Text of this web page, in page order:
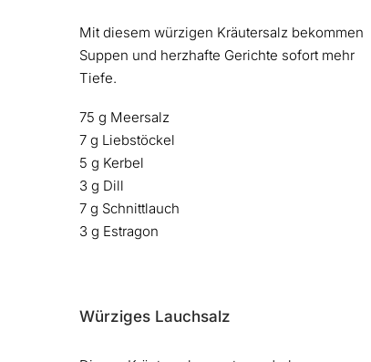
Mit diesem würzigen Kräutersalz bekommen
Suppen und herzhafte Gerichte sofort mehr
Tiefe.
75 g Meersalz
7 g Liebstöckel
5 g Kerbel
3 g Dill
7 g Schnittlauch
3 g Estragon
Würziges Lauchsalz